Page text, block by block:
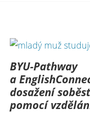
BYU-Pathway
a
dosažení
pomocí